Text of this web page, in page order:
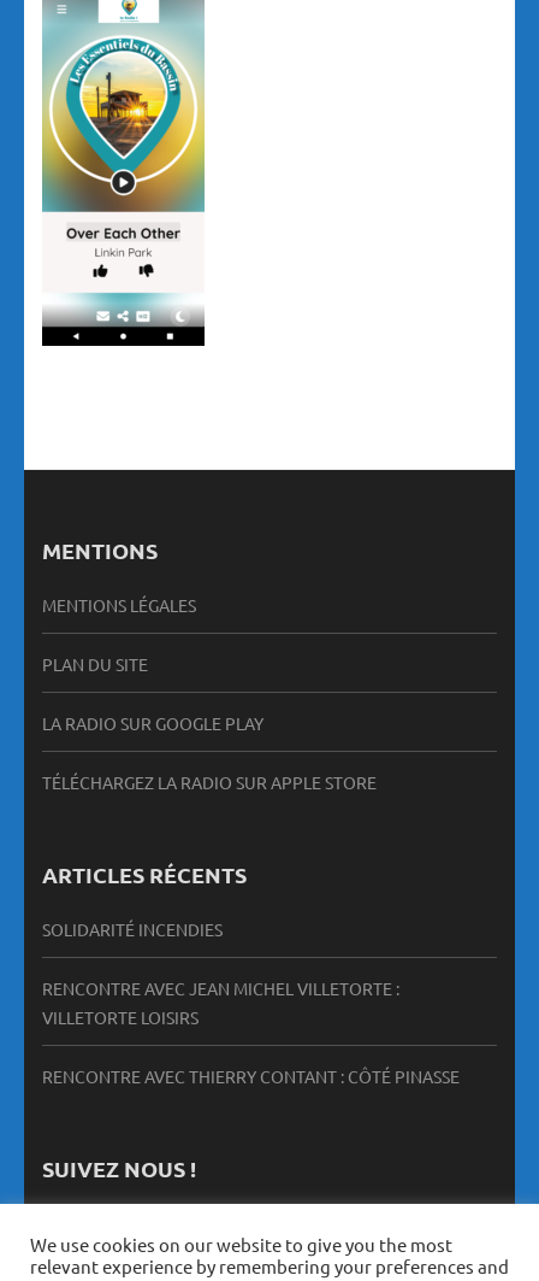
MENTIONS
MENTIONS LÉGALES
PLAN DU SITE
LA RADIO SUR GOOGLE PLAY
TÉLÉCHARGEZ LA RADIO SUR APPLE STORE
ARTICLES RÉCENTS
SOLIDARITÉ INCENDIES
RENCONTRE AVEC JEAN MICHEL VILLETORTE :
VILLETORTE LOISIRS
RENCONTRE AVEC THIERRY CONTANT : CÔTÉ PINASSE
SUIVEZ NOUS !
We use cookies on our website to give you the most
relevant experience by remembering your preferences and